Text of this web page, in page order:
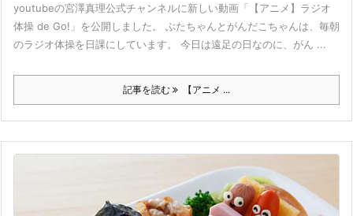
youtubeの宮澤真理公式チャンネルに新しい動画「【アニメ】ラジオ
体操 de Go!」を公開しました。 ぶたちゃんとがんだこちゃんは、毎朝
のラジオ体操を日課にしています。 今日は遠足の日なのに、がん ...
記事を読む 【アニメ ...